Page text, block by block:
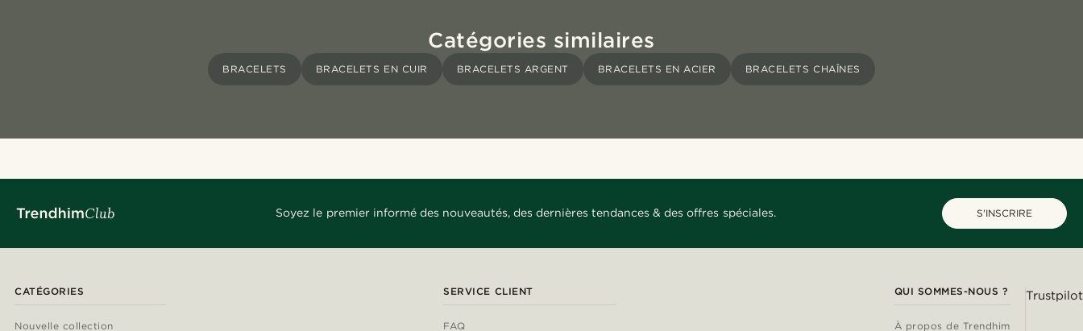
Catégories similaires
BRACELETS BRACELETS EN CUIR BRACELETS ARGENT BRACELETS EN ACIER BRACELETS CHAÎNES
Soyez le premier informé des nouveautés, des dernières tendances & des offres spéciales. S'INSCRIRE
CATÉGORIES
Nouvelle collection
SERVICE CLIENT
FAQ
QUI SOMMES-NOUS ?
À propos de Trendhim
Trustpilot